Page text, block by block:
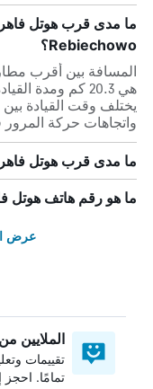
ما مدى قرب هوتل
Rebiechowo؟
يختلف وقت القيادة بين
واتجاهات حركة
ما مدى قرب هوتل
ما هو رقم هاتف هوتل
عرض
الملايين
تقييمات
تمامًا. احجز